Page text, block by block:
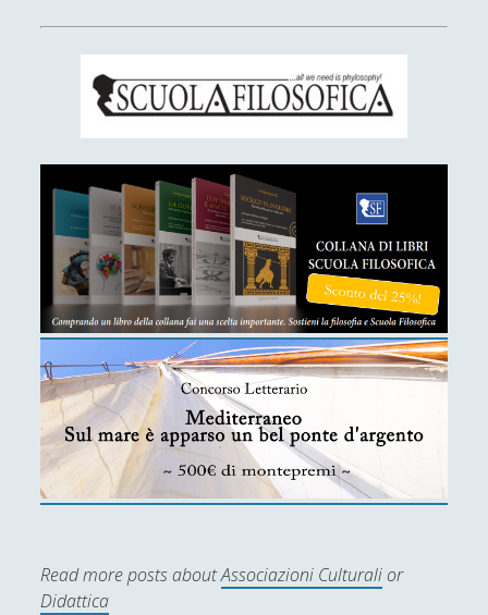
Read more posts aboutAssociazioni Culturalior
Didattica